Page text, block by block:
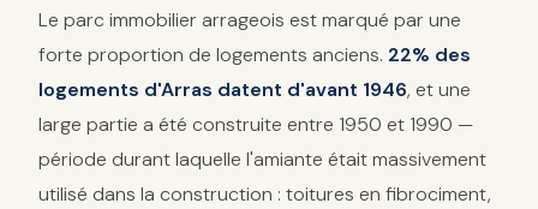
Le parc immobilier arrageois est marqué par une
forte proportion de logements anciens. 22% des
logements d'Arras datent d'avant 1946, et une
large partie a été construite entre 1950 et 1990 —
période durant laquelle l'amiante était massivement
utilisé dans la construction : toitures en fibrociment,